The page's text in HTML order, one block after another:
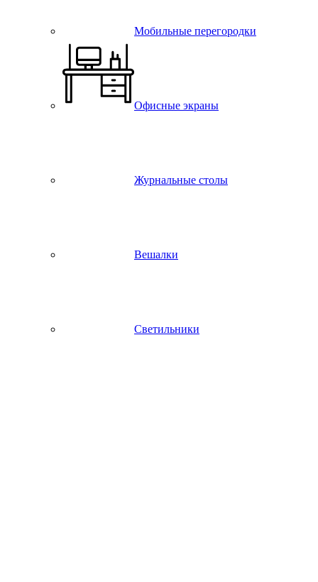
Мобильные перегородки
Офисные экраны
Журнальные столы
Вешалки
Светильники